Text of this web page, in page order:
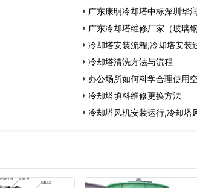
广东康明冷却塔中标深圳华
广东冷却塔维修厂家（玻璃
冷却塔安装流程,冷却塔安装
冷却塔清洗方法与流程
办公场所如何科学合理使用
冷却塔填料维修更换方法
冷却塔风机安装运行,冷却塔